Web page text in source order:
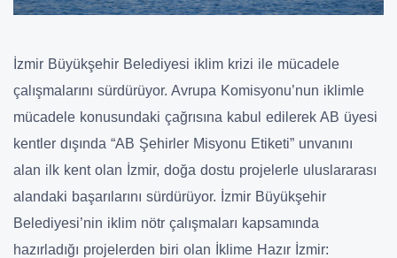
İzmir Büyükşehir Belediyesi iklim krizi ile mücadele
çalışmalarını sürdürüyor. Avrupa Komisyonu’nun iklimle
mücadele konusundaki çağrısına kabul edilerek AB üyesi
kentler dışında “AB Şehirler Misyonu Etiketi” unvanını
alan ilk kent olan İzmir, doğa dostu projelerle uluslararası
alandaki başarılarını sürdürüyor. İzmir Büyükşehir
Belediyesi’nin iklim nötr çalışmaları kapsamında
hazırladığı projelerden biri olan İklime Hazır İzmir: